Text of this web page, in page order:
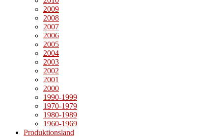
2009
2008
2007
2006
2005
2004
2003
2002
2001
2000
1990-1999
1970-1979
1980-1989
1960-1969
Produktionsland